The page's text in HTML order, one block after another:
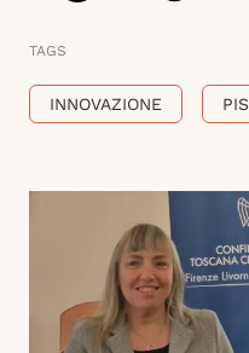
TAGS
INNOVAZIONE